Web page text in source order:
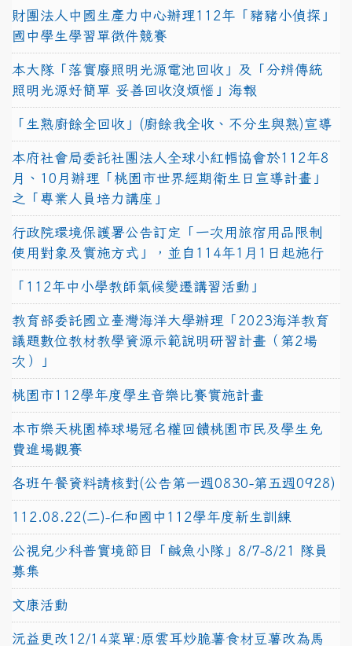
財團法人中國生產力中心辦理112年「豬豬小偵探」
國中學生學習單徵件競賽
本大隊「落實廢照明光源電池回收」及「分辨傳統
照明光源好簡單 妥善回收沒煩惱」海報
「生熟廚餘全回收」(廚餘我全收、不分生與熟)宣導
本府社會局委託社團法人全球小紅帽協會於112年8
月、10月辦理「桃園市世界經期衛生日宣導計畫」
之「專業人員培力講座」
行政院環境保護署公告訂定「一次用旅宿用品限制
使用對象及實施方式」，並自114年1月1日起施行
「112年中小學教師氣候變遷講習活動」
教育部委託國立臺灣海洋大學辦理「2023海洋教育
議題數位教材教學資源示範說明研習計畫（第2場
次）」
桃園市112學年度學生音樂比賽實施計畫
本市樂天桃園棒球場冠名權回饋桃園市民及學生免
費進場觀賽
各班午餐資料請核對(公告第一週0830-第五週0928)
112.08.22(二)-仁和國中112學年度新生訓練
公視兒少科普實境節目「鹹魚小隊」8/7-8/21 隊員
募集
文康活動
沅益更改12/14菜單:原雲耳炒脆薯食材豆薯改為馬